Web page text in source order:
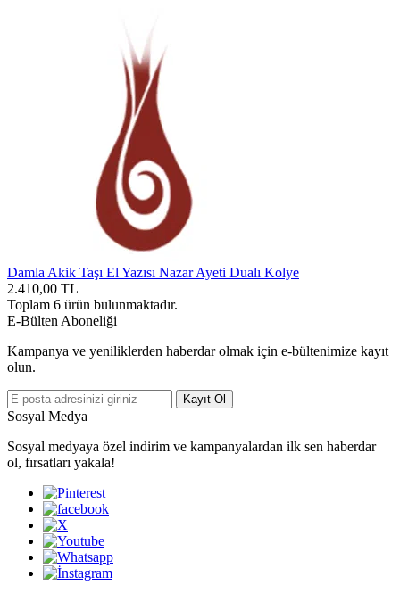
Damla Akik Taşı El Yazısı Nazar Ayeti Dualı Kolye
2.410,00 TL
Toplam 6 ürün bulunmaktadır.
E-Bülten Aboneliği
Kampanya ve yeniliklerden haberdar olmak için e-bültenimize kayıt
olun.
Kayıt Ol
Sosyal Medya
Sosyal medyaya özel indirim ve kampanyalardan ilk sen haberdar
ol, fırsatları yakala!